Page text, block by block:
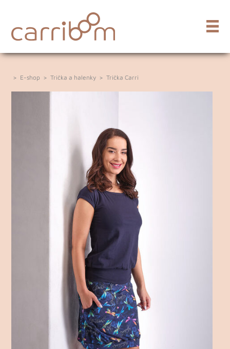
> E-shop >Trička a halenky >Trička Carri